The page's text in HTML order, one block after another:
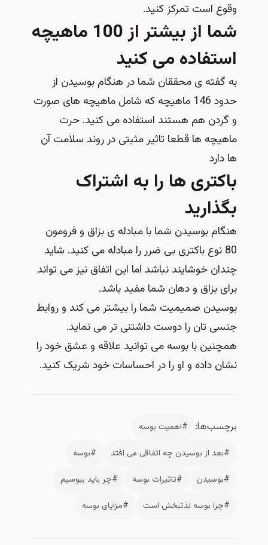
وقوع است تمرکز کنید.
شما از بیشتر از 100 ماهیچه
استفاده می کنید
به گفته ی محققان شما در هنگام بوسیدن از
حدود 146 ماهیچه که شامل ماهیچه های صورت
و گردن هم هستند استفاده می کنید. حرت
ماهیچه ها قطعا تاثیر مثبتی در روند سلامت آن
ها دارد
باکتری ها را به اشتراک
بگذارید
هنگام بوسیدن شما با مبادله ی بزاق و فرومون
80 نوع باکتری بی ضرر را مبادله می کنید. شاید
چندان خوشایند نباشد اما این اتفاق نیز می تواند
برای بزاق و دهان شما مفید باشد.
بوسیدن صمیمیت شما را بیشتر می کند و روابط
جنسی تان را دوست داشتنی تر می نماید.
همچنین با بوسه می توانید علاقه و عشق خود را
نشان داده و او را در احساسات خود شریک کنید.
برچسب‌ها:
#اهمیت بوسه
#بعد از بوسیدن چه اتفاقی می افتد
#بوسه
#بوسیدن
#تاثیرات بوسه
#چر باید ببوسیم
#چرا بوسه لذتبخش است
#مزایای بوسه